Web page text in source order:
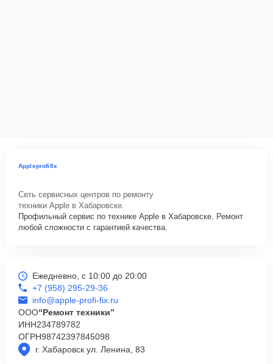
Appleprofifix
Сеть сервисных центров по ремонту
техники Apple в Хабаровске.
Профильный сервис по технике Apple в Хабаровске. Ремонт
любой сложности с гарантией качества.
г. Хабаровск ул. Ленина, 83
Ежедневно, с 10:00 до 20:00
+7 (958) 295-29-36
info@apple-profi-fix.ru
ООО“Ремонт техники”
ИНН234789782
ОГРН98742397845098